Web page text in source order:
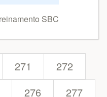
SBC
271
272
276 277